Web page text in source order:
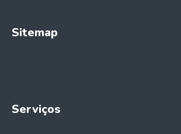
Sitemap
Serviços